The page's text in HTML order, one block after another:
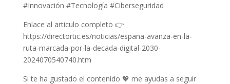
#Innovación #Tecnología #Ciberseguridad
Enlace al articulo completo 👉
https://directortic.es/noticias/espana-avanza-en-la-
ruta-marcada-por-la-decada-digital-2030-
2024070540740.htm
Si te ha gustado el contenido 💖 me ayudas a seguir